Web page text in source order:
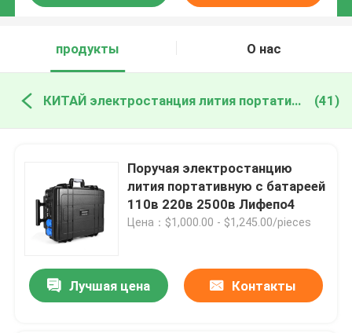
продукты О нас
КИТАЙ электростанция лития портативная (41)
Поручая электростанцию ​​
лития портативную с батареей
110в 220в 2500в Лифепо4
Цена：$1,000.00 - $1,245.00/pieces
Лучшая цена Контакты